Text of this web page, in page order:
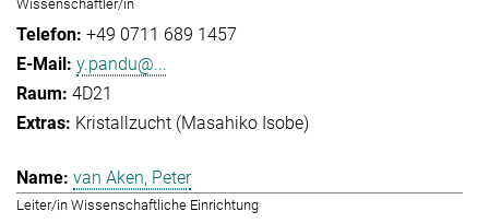
Wissenschaftler/in
+49 0711 689 1457
y.pandu@...
4D21
Kristallzucht (Masahiko Isobe)
van Aken, Peter
Leiter/in Wissenschaftliche Einrichtung